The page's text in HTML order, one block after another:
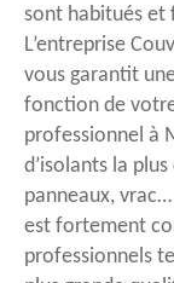
sont habitués et
L’entreprise
vous garantit
fonction de
professionnel à
d’isolants la
panneaux,
est fortement
professionnels